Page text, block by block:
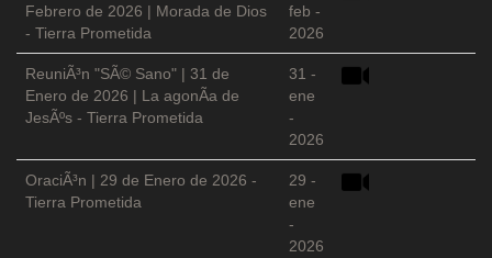
Febrero de 2026 | Morada de Dios
- Tierra Prometida
feb -
2026
ReuniÃ³n "SÃ© Sano" | 31 de
Enero de 2026 | La agonÃ­a de
JesÃºs - Tierra Prometida
31 -
ene
-
2026
OraciÃ³n | 29 de Enero de 2026 -
Tierra Prometida
29 -
ene
-
2026